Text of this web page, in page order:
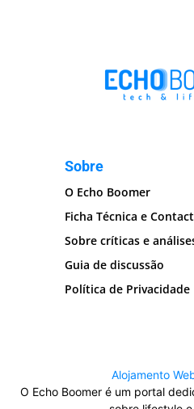
Sobre
O Echo Boomer
Ficha Técnica e
Sobre críticas e
Guia de discussão
Política de Privacidade
Alojamento
O Echo Boomer é um portal